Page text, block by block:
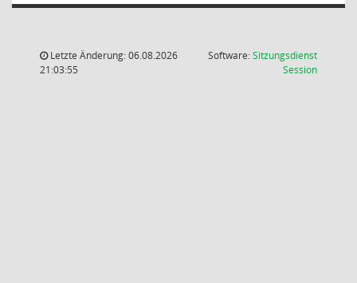
Letzte Änderung: 06.08.2026
21:03:55
Software:Sitzungsdienst
Session(Wird in